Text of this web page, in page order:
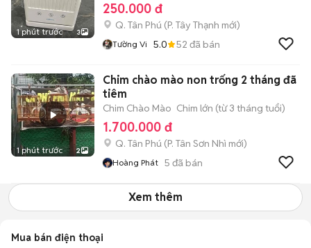
1 phút trước 3
250.000 đ
Q. Tân Phú (P. Tây Thạnh mới)
Tường Vi 5.0 52 đã bán
1 phút trước 2
Chim chào mào non trống 2 tháng đã
tiêm
Chim Chào Mào Chim lớn (từ 3 tháng tuổi)
1.700.000 đ
Q. Tân Phú (P. Tân Sơn Nhì mới)
Hoàng Phát 5 đã bán
Xem thêm
Mua bán điện thoại